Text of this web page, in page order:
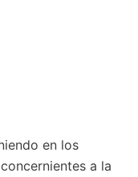
en los
a la